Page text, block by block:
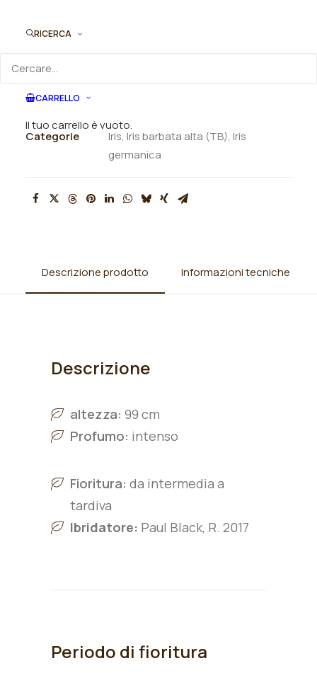
RICERCA
CARRELLO
Il tuo carrello è vuoto.
Categorie
Iris, Iris barbata alta (TB), Iris
germanica
Descrizione prodotto Informazioni tecniche
Descrizione
altezza: 99 cm
Profumo: intenso
Fioritura: da intermedia a
tardiva
Ibridatore: Paul Black, R. 2017
Periodo di fioritura